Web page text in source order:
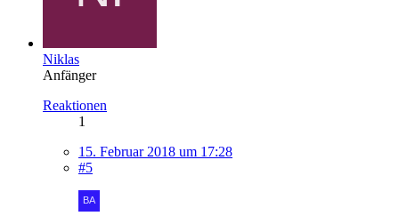
Niklas
Anfänger
Reaktionen
1
15. Februar 2018 um 17:28
#5